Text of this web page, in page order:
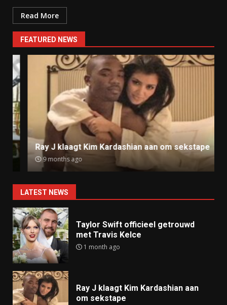
Read More
FEATURED NEWS
Ray J klaagt Kim Kardashian aan om sekstape
9 months ago
LATEST NEWS
Taylor Swift officieel getrouwd
met Travis Kelce
1 month ago
Ray J klaagt Kim Kardashian aan
om sekstape